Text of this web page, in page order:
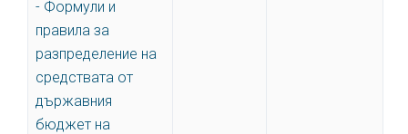
- Формули и
правила за
разпределение на
средствата от
държавния
бюджет на